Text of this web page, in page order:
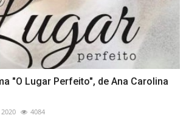
"O Lugar Perfeito", de Ana Carolina
4084